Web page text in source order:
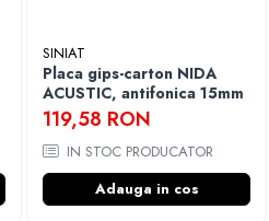
SINIAT
Placa gips-carton NIDA
ACUSTIC, antifonica 15mm
119,58 RON
IN STOC PRODUCATOR
Adauga in cos